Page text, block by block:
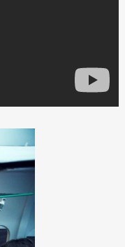
Fashion
Product
Official Columnist